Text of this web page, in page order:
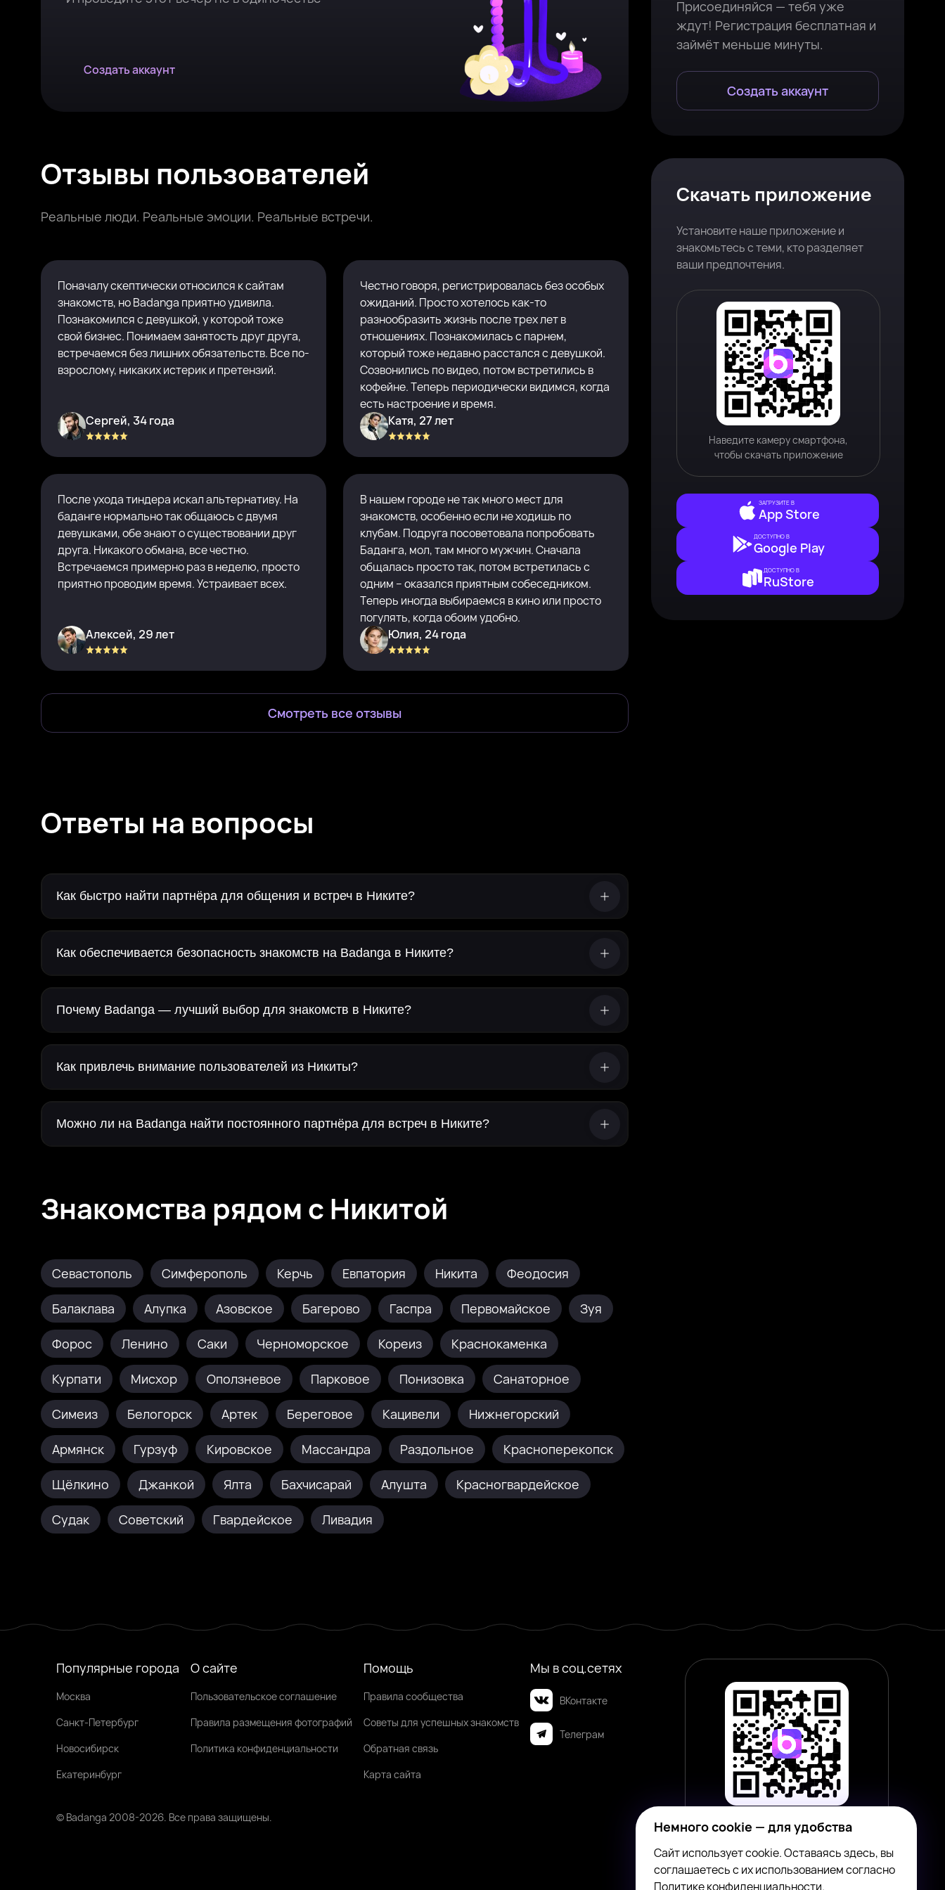
Создать аккаунт
Отзывы пользователей
Реальные люди. Реальные эмоции. Реальные встречи.
Поначалу скептически относился к сайтам
знакомств, но Badanga приятно удивила.
Познакомился с девушкой, у которой тоже
свой бизнес. Понимаем занятость друг друга,
встречаемся без лишних обязательств. Все по-
взрослому, никаких истерик и претензий.
Сергей, 34 года
Честно говоря, регистрировалась без особых
ожиданий. Просто хотелось как-то
разнообразить жизнь после трех лет в
отношениях. Познакомилась с парнем,
который тоже недавно расстался с девушкой.
Созвонились по видео, потом встретились в
кофейне. Теперь периодически видимся, когда
есть настроение и время.
Катя, 27 лет
После ухода тиндера искал альтернативу. На
баданге нормально так общаюсь с двумя
девушками, обе знают о существовании друг
друга. Никакого обмана, все честно.
Встречаемся примерно раз в неделю, просто
приятно проводим время. Устраивает всех.
Алексей, 29 лет
В нашем городе не так много мест для
знакомств, особенно если не ходишь по
клубам. Подруга посоветовала попробовать
Баданга, мол, там много мужчин. Сначала
общалась просто так, потом встретилась с
одним – оказался приятным собеседником.
Теперь иногда выбираемся в кино или просто
погулять, когда обоим удобно.
Юлия, 24 года
Смотреть все отзывы
Ответы на вопросы
Как быстро найти партнёра для общения и встреч в Никите?
Как обеспечивается безопасность знакомств на Badanga в Никите?
Почему Badanga — лучший выбор для знакомств в Никите?
Как привлечь внимание пользователей из Никиты?
Можно ли на Badanga найти постоянного партнёра для встреч в Никите?
Знакомства рядом с Никитой
Севастополь Симферополь Керчь Евпатория Никита Феодосия
Балаклава Алупка Азовское Багерово Гаспра Первомайское Зуя
Форос Ленино Саки Черноморское Кореиз Краснокаменка
Курпати Мисхор Оползневое Парковое Понизовка Санаторное
Симеиз Белогорск Артек Береговое Кацивели Нижнегорский
Армянск Гурзуф Кировское Массандра Раздольное Красноперекопск
Щёлкино Джанкой Ялта Бахчисарай Алушта Красногвардейское
Судак Советский Гвардейское Ливадия
Присоединяйся — тебя уже
ждут! Регистрация бесплатная и
займёт меньше минуты.
Создать аккаунт
Скачать приложение
Установите наше приложение и
знакомьтесь с теми, кто разделяет
ваши предпочтения.
Наведите камеру смартфона,
чтобы скачать приложение
ЗАГРУЗИТЕ В
App Store
ДОСТУПНО В
Google Play
ДОСТУПНО В
RuStore
Популярные города
Москва
Санкт-Петербург
Новосибирск
Екатеринбург
О сайте
Пользовательское соглашение
Правила размещения фотографий
Политика конфиденциальности
Помощь
Правила сообщества
Советы для успешных знакомств
Обратная связь
Карта сайта
Мы в соц.сетях
ВКонтакте
Телеграм
© Badanga 2008-2026. Все права защищены.
Наведите камеру смартфона,
Немного cookie — для удобства
Сайт использует cookie. Оставаясь здесь, вы
соглашаетесь с их использованием согласно
Политике конфиденциальности.